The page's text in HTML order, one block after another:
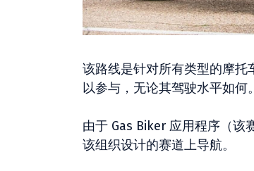
该路线是针对所有类型的摩
以参与，无论其驾驶水平如何。
由于 Gas Biker 应用程序（该
该组织设计的赛道上导航。